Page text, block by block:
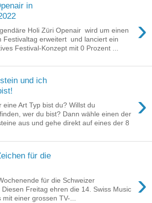
in
›
Holi Züri Openair wird um einen
Festivaltag erweitert und lanciert ein
Festival-Konzept mit 0 Prozent ...
und ich
›
eine Art Typ bist du? Willst du
wer du bist? Dann wähle einen der
aus und gehe direkt auf eines der 8
für die
›
für die Schweizer
Freitag ehren die 14. Swiss Music
mit einer grossen TV-...